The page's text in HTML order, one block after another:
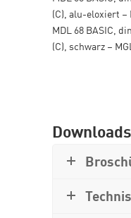
(C), alu-eloxiert –
MDL 68 BASIC,
(C), schwarz –
Downloads